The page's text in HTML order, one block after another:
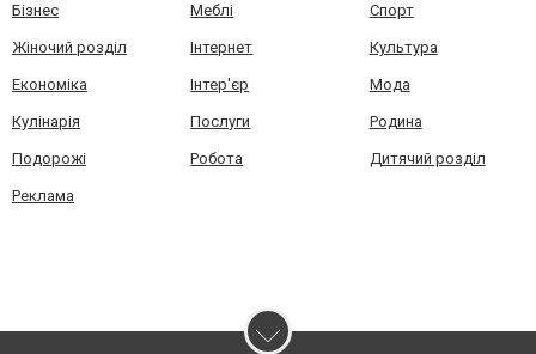
Бізнес Меблі Спорт
Жіночий розділ Інтернет Культура
Економіка Інтер'єр Мода
Кулінарія Послуги Родина
Подорожі Робота Дитячий розділ
Реклама